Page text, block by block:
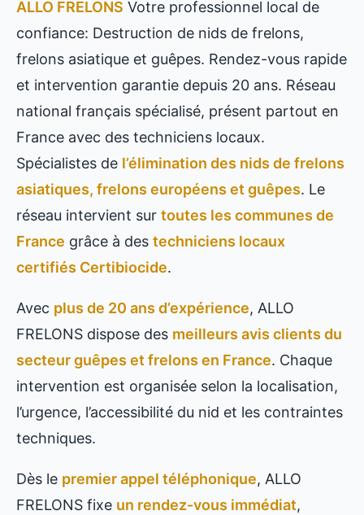
ALLO FRELONS Votre professionnel local de
confiance: Destruction de nids de frelons,
frelons asiatique et guêpes. Rendez-vous rapide
et intervention garantie depuis 20 ans. Réseau
national français spécialisé, présent partout en
France avec des techniciens locaux.
Spécialistes de l’élimination des nids de frelons
asiatiques, frelons européens et guêpes. Le
réseau intervient sur toutes les communes de
France grâce à des techniciens locaux
certifiés Certibiocide.
Avec plus de 20 ans d’expérience, ALLO
FRELONS dispose des meilleurs avis clients du
secteur guêpes et frelons en France. Chaque
intervention est organisée selon la localisation,
l’urgence, l’accessibilité du nid et les contraintes
techniques.
Dès le premier appel téléphonique, ALLO
FRELONS fixe un rendez-vous immédiat,